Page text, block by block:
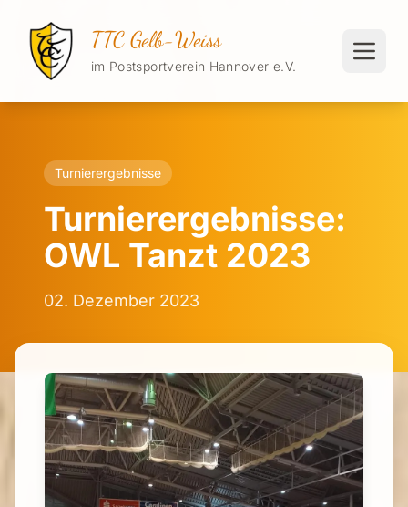
TTC Gelb-Weiss
im Postsportverein Hannover e.V.
Turnierergebnisse
Turnierergebnisse:
OWL Tanzt 2023
02. Dezember 2023